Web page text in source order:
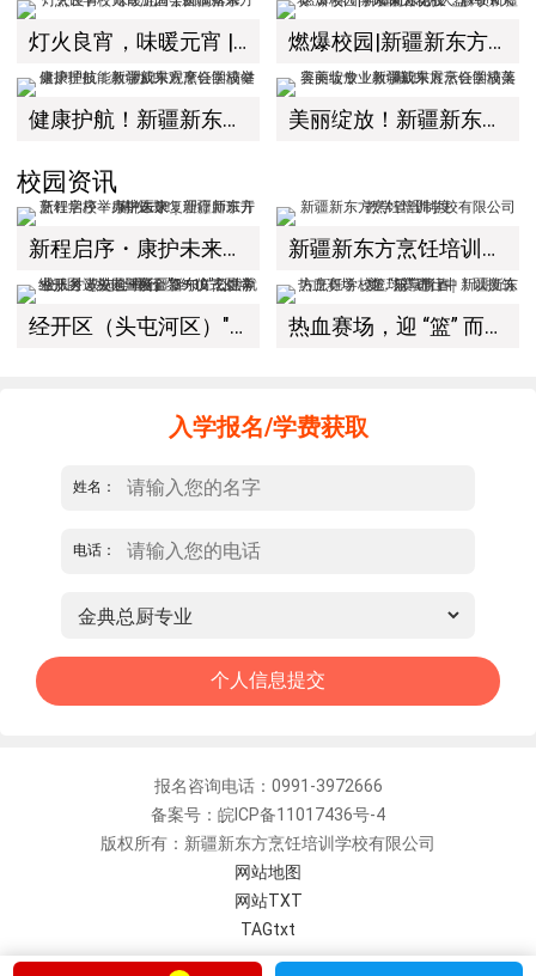
灯火良宵，味暖元宵 | 新疆新东方烹饪学校元宵游园会圆满落幕 燃爆校园|新疆新东方“大盘鸡PK大赛”开赛！学子同台竞技，解锁新疆风味天花板
健康护航！新疆新东方烹饪学校健康护理技能教学成果观摩会圆满举办！ 美丽绽放！新疆新东方烹饪学校美容美妆专业教学成果展示会圆满落幕！
校园资讯
新程启序・康护未来｜新疆新东方烹饪学校举办中医康复理疗师班开幕仪式！ 新疆新东方烹饪培训学校有限公司教学管理制度
经开区（头屯河区）"3+10"公共就业服务进校园暨新疆新东方烹饪学校人才双选会+校企签约仪式圆满举行 热血赛场，迎 “篮” 而上｜新疆新东方烹饪学校篮球赛进行中！以技筑梦，乐享青春
入学报名/学费获取
姓名：
电话：
报名咨询电话：0991-3972666
备案号：皖ICP备11017436号-4
版权所有：新疆新东方烹饪培训学校有限公司
网站地图
网站TXT
TAGtxt